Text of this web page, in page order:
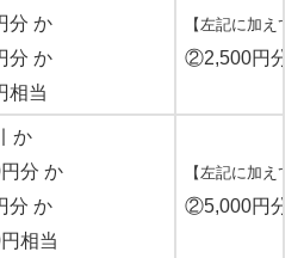
分 か
分 か
相当
【左記に加えて
②2,500円分
か
分 か
分 か
相当
【左記に加えて
②5,000円分